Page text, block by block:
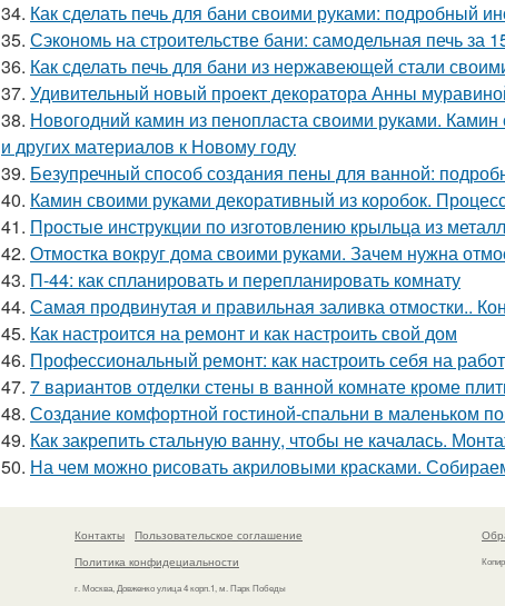
34. Как сделать печь для бани своими руками: подробный
35. Сэкономь на строительстве бани: самодельная печь за
36. Как сделать печь для бани из нержавеющей стали
37. Удивительный новый проект декоратора Анны
38. Новогодний камин из пенопласта своими руками.
и других материалов к Новому году
39. Безупречный способ создания пены для ванной:
40. Камин своими руками декоративный из коробок.
41. Простые инструкции по изготовлению крыльца из
42. Отмостка вокруг дома своими руками. Зачем нужна
43. П-44: как спланировать и перепланировать комнату
44. Самая продвинутая и правильная заливка отмостки..
45. Как настроится на ремонт и как настроить свой дом
46. Профессиональный ремонт: как настроить себя на
47. 7 вариантов отделки стены в ванной комнате кроме
48. Создание комфортной гостиной-спальни в маленьком
49. Как закрепить стальную ванну, чтобы не качалась.
50. На чем можно рисовать акриловыми красками.
Контакты
Пользовательское соглашение
Политика конфидециальности
г. Москва, Довженко улица 4 корп.1, м. Парк Победы